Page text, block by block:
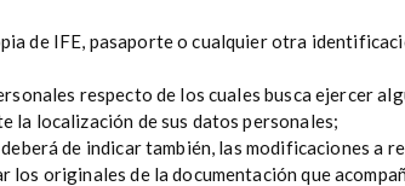
de IFE, pasaporte o cualquier otra
respecto de los cuales busca ejercer
la localización de sus datos personales;
de indicar también, las modificaciones a
originales de la documentación que